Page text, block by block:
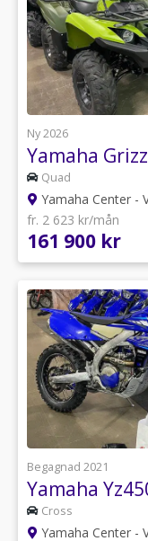
Ny 2026
Quad
Yamaha Center -
fr. 2 623 kr/mån
161 900 kr
Begagnad 2021
Yamaha
Cross
Yamaha Center -